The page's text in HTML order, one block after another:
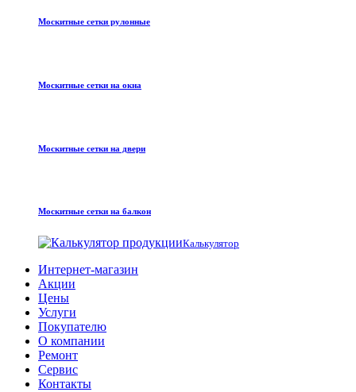
Москитные сетки рулонные
Москитные сетки на окна
Москитные сетки на двери
Москитные сетки на балкон
Калькулятор
Интернет-магазин
Акции
Цены
Услуги
Покупателю
О компании
Ремонт
Сервис
Контакты